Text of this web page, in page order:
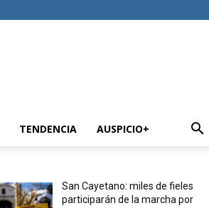
TENDENCIA AUSPICIO+
San Cayetano: miles de fieles
participarán de la marcha por